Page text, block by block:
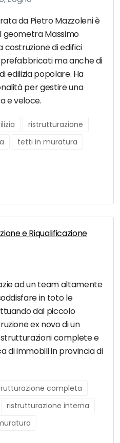
da Pietro Mazzoleni è
geometra Massimo
costruzione di edifici
ma anche di
edilizia popolare. Ha
per gestire una
e veloce.
ristrutturazione
tetti in muratura
e Riqualificazione
ad un team altamente
in toto le
dal piccolo
ex novo di un
complete e
di immobili in provincia di
completa
ristrutturazione interna